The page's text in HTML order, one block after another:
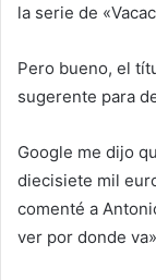
la serie de
Pero bueno, el
sugerente para
Google me dijo
diecisiete mil
comenté a
ver por donde